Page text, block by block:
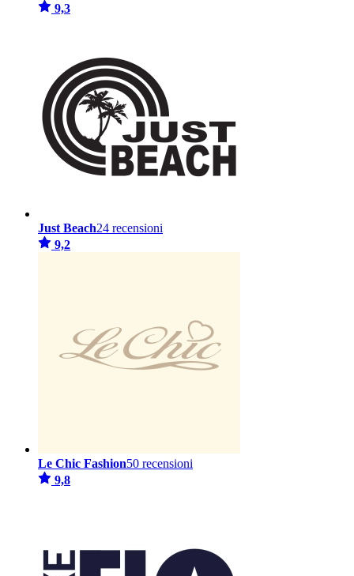
9,3
Just Beach24 recensioni
9,2
Le Chic Fashion50 recensioni
9,8